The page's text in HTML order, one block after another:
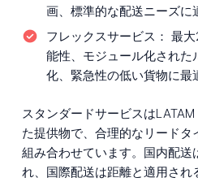
画、標準的な配送ニーズに
フレックスサービス： 最
能性、モジュール化された
化、緊急性の低い貨物に最
スタンダードサービスは
た提供物で、合理的なリード
組み合わせています。国内配送
れ、国際配送は距離と適用され